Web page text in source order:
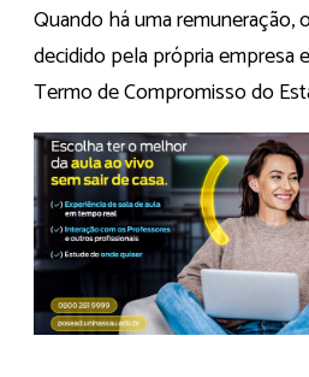
Quando há uma remuneração,
decidido pela própria empresa
Termo de Compromisso do